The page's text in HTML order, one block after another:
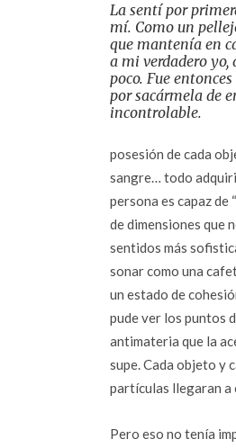
La sentí por
mí. Como un
que mantenía en
a mi verdadero
poco. Fue
por sacármela de
incontrolable.
posesión de cada
sangre… todo
persona es capaz de
de dimensiones que
sentidos más
sonar como una
un estado de
pude ver los puntos
antimateria que la
supe. Cada objeto y
partículas llegaran a
Pero eso no tenía